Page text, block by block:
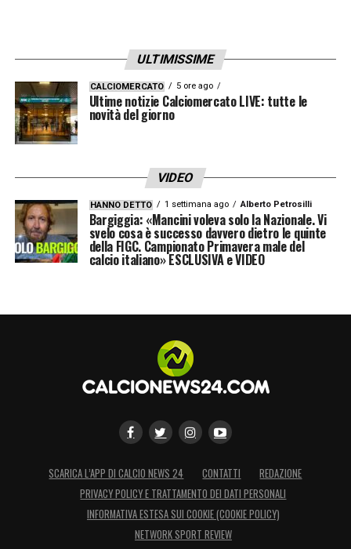
ULTIMISSIME
CALCIOMERCATO 5 ore ago
Ultime notizie Calciomercato LIVE: tutte le
novità del giorno
VIDEO
HANNO DETTO 1 settimana ago Alberto Petrosilli
Bargiggia: «Mancini voleva solo la Nazionale. Vi
svelo cosa è successo davvero dietro le quinte
della FIGC. Campionato Primavera male del
calcio italiano» ESCLUSIVA e VIDEO
SCARICA L’APP DI CALCIO NEWS 24 CONTATTI
REDAZIONE
PRIVACY POLICY E TRATTAMENTO DEI DATI PERSONALI
INFORMATIVA ESTESA SUI COOKIE (COOKIE POLICY)
NETWORK SPORT REVIEW